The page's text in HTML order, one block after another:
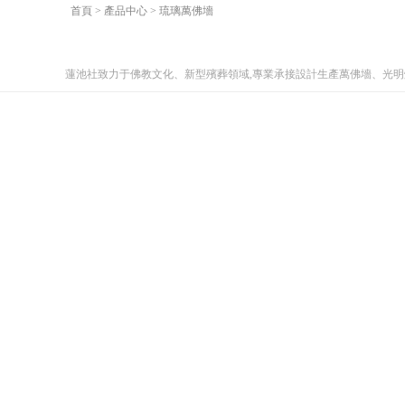
首頁 > 產品中心 > 琉璃萬佛墻
蓮池社致力于佛教文化、新型殯葬領域,專業承接設計生產萬佛墻、光